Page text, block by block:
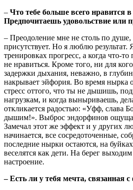
– Что тебе больше всего нравится
Предпочитаешь удовольствие или
– Преодоление мне не столь по душе,
присутствует. Но я люблю
тренировках прогресс, а когда что-
не нравиться. Кроме того, ни для
задержки дыхания, неважно, в
накрывает эйфория. Во время нырка
стресс оттого, что ты не дышишь,
нагрузкам, и когда выныриваешь,
откликается радостью: «Уфф, слава
дышим!». Выброс эндорфинов
Замечал этот же эффект и у других
начинается, все сосредоточенные,
последние нырки остаются, на
веселятся как дети. На берег
настроение.
– Есть ли у тебя мечта, связанная